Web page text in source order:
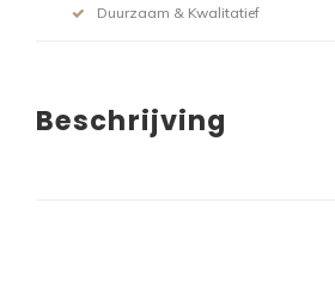
Duurzaam & Kwalitatief
Beschrijving